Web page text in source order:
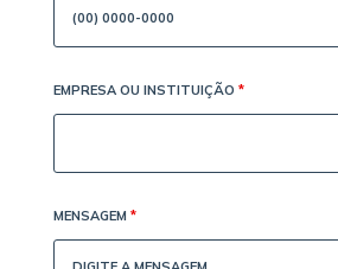
EMPRESA OU INSTITUIÇÃO *
MENSAGEM *